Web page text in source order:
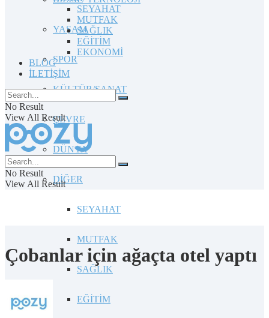
YAŞAM
SPOR
KÜLTÜR/SANAT
ÇEVRE
DÜNYA
DİĞER
SEYAHAT
MUTFAK
SAĞLIK
EĞİTİM
SEYAHAT
MUTFAK
SAĞLIK
EĞİTİM
EKONOMİ
BLOG
İLETİŞİM
No Result
View All Result
No Result
View All Result
Çobanlar için ağaçta otel yaptı